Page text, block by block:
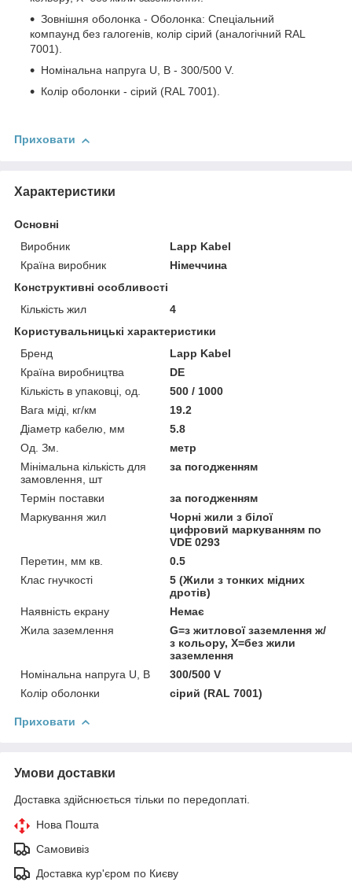
Зовнішня оболонка - Оболонка: Спеціальний
компаунд без галогенів, колір сірий (аналогічний RAL
7001).
Номінальна напруга U, В - 300/500 V.
Колір оболонки - сірий (RAL 7001).
Приховати
Характеристики
Основні
Виробник
Lapp Kabel
Країна виробник
Німеччина
Конструктивні особливості
Кількість жил
4
Користувальницькі характеристики
Бренд
Lapp Kabel
Країна виробництва
DE
Кількість в упаковці, од.
500 / 1000
Вага міді, кг/км
19.2
Діаметр кабелю, мм
5.8
Од. Зм.
метр
Мінімальна кількість для
замовлення, шт
за погодженням
Термін поставки
за погодженням
Маркування жил
Чорні жили з білої
цифровий маркуванням по
VDE 0293
Перетин, мм кв.
0.5
Клас гнучкості
5 (Жили з тонких мідних
дротів)
Наявність екрану
Немає
Жила заземлення
G=з житлової заземлення ж/
з кольору, Х=без жили
заземлення
Номінальна напруга U, В
300/500 V
Колір оболонки
сірий (RAL 7001)
Приховати
Умови доставки
Доставка здійснюється тільки по передоплаті.
Нова Пошта
Самовивіз
Доставка кур'єром по Києву